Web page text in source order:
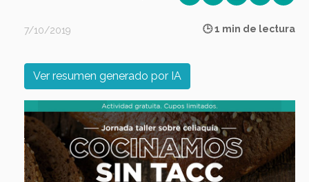
7/10/2019 🕒 1 min de lectura
Ver resumen generado por IA